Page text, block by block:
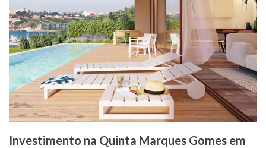
Investimento na Quinta Marques Gomes em